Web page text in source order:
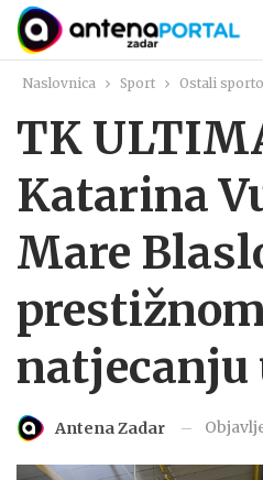
Naslovnica Sport Ostali
TK
Katarina
Mare
Antena Zadar